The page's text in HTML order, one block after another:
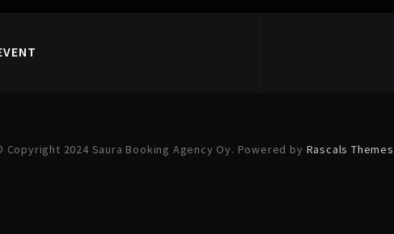
Copyright 2024 Saura Booking Agency Oy. Powered by Rascals Themes